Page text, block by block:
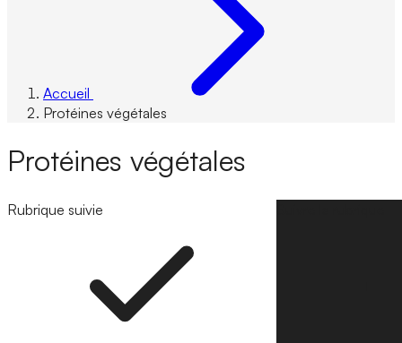
Accueil
Protéines végétales
Protéines végétales
Rubrique suivie